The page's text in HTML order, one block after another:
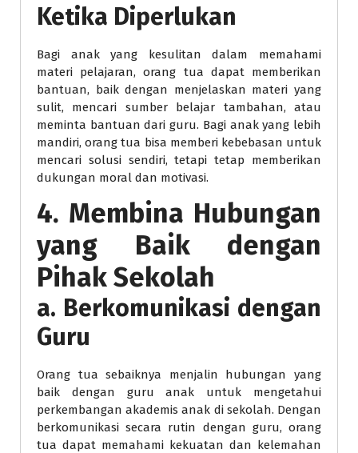
Ketika Diperlukan
Bagi anak yang kesulitan dalam memahami
materi pelajaran, orang tua dapat memberikan
bantuan, baik dengan menjelaskan materi yang
sulit, mencari sumber belajar tambahan, atau
meminta bantuan dari guru. Bagi anak yang lebih
mandiri, orang tua bisa memberi kebebasan untuk
mencari solusi sendiri, tetapi tetap memberikan
dukungan moral dan motivasi.
4. Membina Hubungan
yang Baik dengan
Pihak Sekolah
a. Berkomunikasi dengan
Guru
Orang tua sebaiknya menjalin hubungan yang
baik dengan guru anak untuk mengetahui
perkembangan akademis anak di sekolah. Dengan
berkomunikasi secara rutin dengan guru, orang
tua dapat memahami kekuatan dan kelemahan